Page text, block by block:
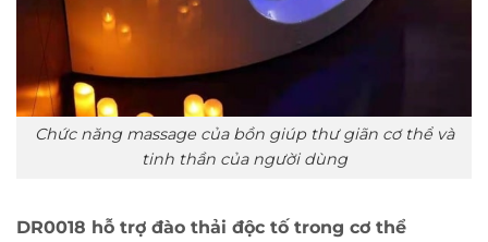
Chức năng massage của bồn giúp thư giãn cơ thể và
tinh thần của người dùng
DR0018 hỗ trợ đào thải độc tố trong cơ thể